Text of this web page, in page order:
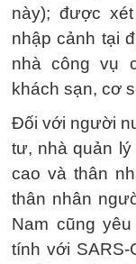
này); được
nhập cảnh tại
nhà công vụ
khách sạn, cơ
Đối với người
tư, nhà quản lý
cao và thân
thân nhân
Nam cũng
tính với